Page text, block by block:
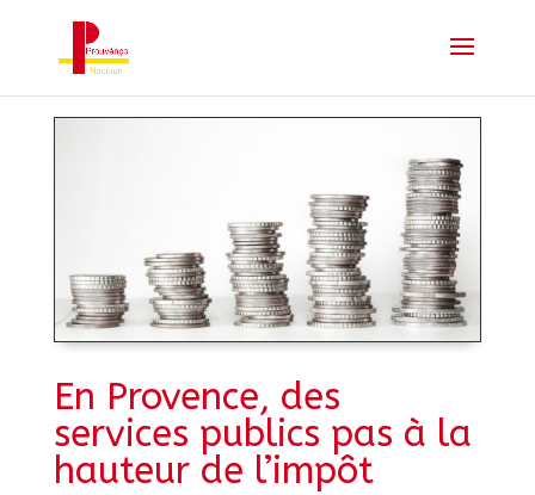
En Provence, des
services publics pas à la
hauteur de l’impôt